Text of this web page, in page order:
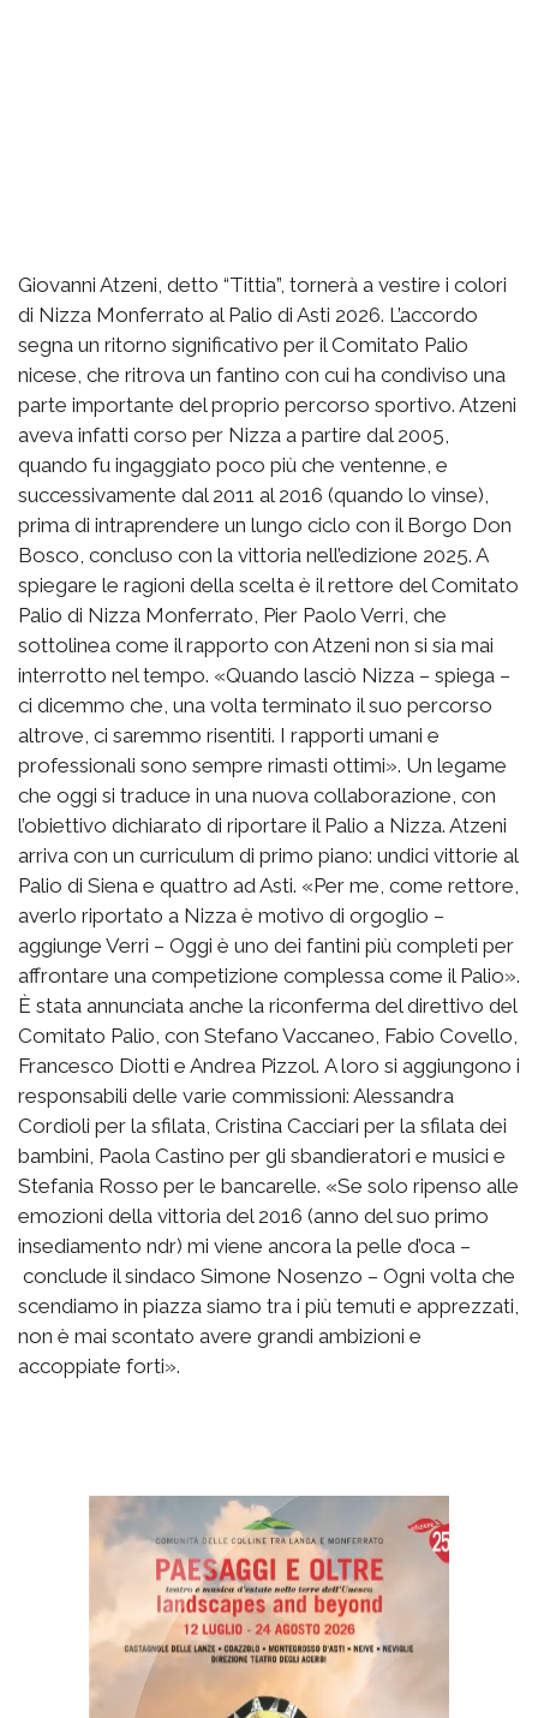
Giovanni Atzeni, detto “Tittia”, tornerà a vestire i colori
di Nizza Monferrato al Palio di Asti 2026. L’accordo
segna un ritorno significativo per il Comitato Palio
nicese, che ritrova un fantino con cui ha condiviso una
parte importante del proprio percorso sportivo. Atzeni
aveva infatti corso per Nizza a partire dal 2005,
quando fu ingaggiato poco più che ventenne, e
successivamente dal 2011 al 2016 (quando lo vinse),
prima di intraprendere un lungo ciclo con il Borgo Don
Bosco, concluso con la vittoria nell’edizione 2025. A
spiegare le ragioni della scelta è il rettore del Comitato
Palio di Nizza Monferrato, Pier Paolo Verri, che
sottolinea come il rapporto con Atzeni non si sia mai
interrotto nel tempo. «Quando lasciò Nizza – spiega –
ci dicemmo che, una volta terminato il suo percorso
altrove, ci saremmo risentiti. I rapporti umani e
professionali sono sempre rimasti ottimi». Un legame
che oggi si traduce in una nuova collaborazione, con
l’obiettivo dichiarato di riportare il Palio a Nizza. Atzeni
arriva con un curriculum di primo piano: undici vittorie al
Palio di Siena e quattro ad Asti. «Per me, come rettore,
averlo riportato a Nizza è motivo di orgoglio –
aggiunge Verri – Oggi è uno dei fantini più completi per
affrontare una competizione complessa come il Palio».
È stata annunciata anche la riconferma del direttivo del
Comitato Palio, con Stefano Vaccaneo, Fabio Covello,
Francesco Diotti e Andrea Pizzol. A loro si aggiungono i
responsabili delle varie commissioni: Alessandra
Cordioli per la sfilata, Cristina Cacciari per la sfilata dei
bambini, Paola Castino per gli sbandieratori e musici e
Stefania Rosso per le bancarelle. «Se solo ripenso alle
emozioni della vittoria del 2016 (anno del suo primo
insediamento ndr) mi viene ancora la pelle d’oca –
conclude il sindaco Simone Nosenzo – Ogni volta che
scendiamo in piazza siamo tra i più temuti e apprezzati,
non è mai scontato avere grandi ambizioni e
accoppiate forti».